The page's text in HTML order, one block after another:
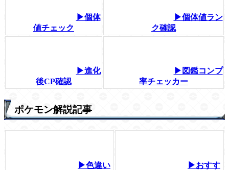
▶個体
値チェック
▶個体値ラン
ク確認
▶進化
後CP確認
▶図鑑コンプ
率チェッカー
ポケモン解説記事
▶色違い
▶おすす